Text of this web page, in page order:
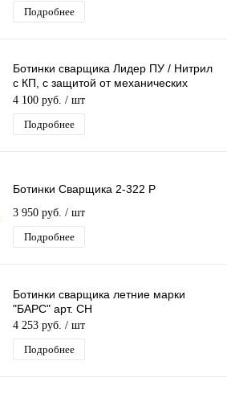
Подробнее
Ботинки сварщика Лидер ПУ / Нитрил
с КП, с защитой от механических
воздействий, брызг, искр
4 100 руб. / шт
Подробнее
Ботинки Сварщика 2-322 Р
3 950 руб. / шт
Подробнее
Ботинки сварщика летние марки
"БАРС" арт. СН
4 253 руб. / шт
Подробнее